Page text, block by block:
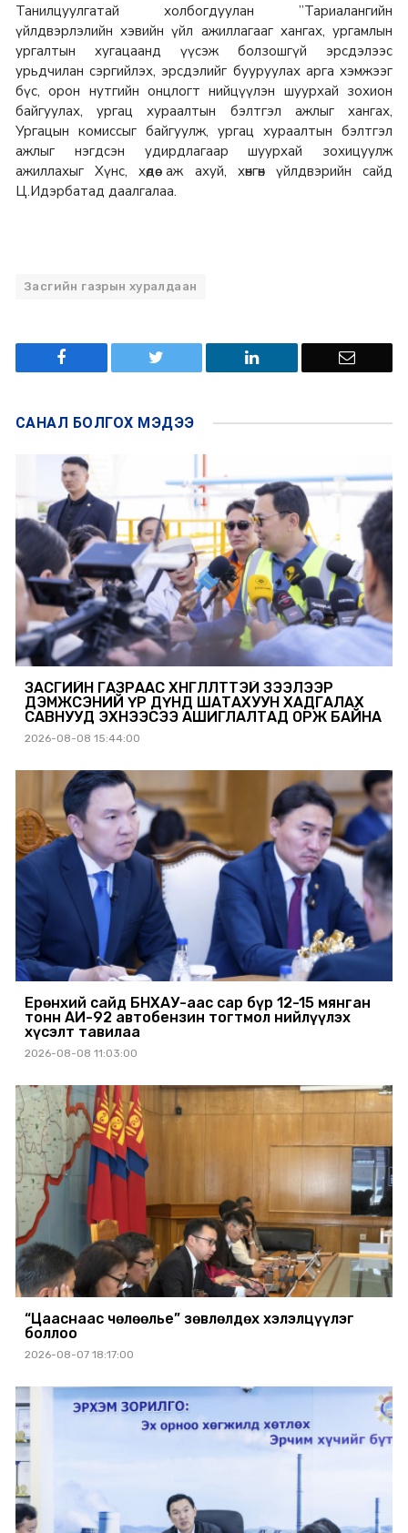
Танилцуулгатай холбогдуулан ”Тариалангийн
үйлдвэрлэлийн хэвийн үйл ажиллагааг хангах, ургамлын
ургалтын хугацаанд үүсэж болзошгүй эрсдэлээс
урьдчилан сэргийлэх, эрсдэлийг бууруулах арга хэмжээг
бүс, орон нутгийн онцлогт нийцүүлэн шуурхай зохион
байгуулах, ургац хураалтын бэлтгэл ажлыг хангах,
Ургацын комиссыг байгуулж, ургац хураалтын бэлтгэл
ажлыг нэгдсэн удирдлагаар шуурхай зохицуулж
ажиллахыг Хүнс, хөдөө аж ахуй, хөнгөн үйлдвэрийн сайд
Ц.Идэрбатад даалгалаа.
Засгийн газрын хуралдаан
САНАЛ БОЛГОХ МЭДЭЭ
ЗАСГИЙН ГАЗРААС ХӨНГӨЛӨЛТТЭЙ ЗЭЭЛЭЭР
ДЭМЖСЭНИЙ ҮР ДҮНД ШАТАХУУН ХАДГАЛАХ
САВНУУД ЭХНЭЭСЭЭ АШИГЛАЛТАД ОРЖ БАЙНА
2026-08-08 15:44:00
Ерөнхий сайд БНХАУ-аас сар бүр 12-15 мянган
тонн АИ-92 автобензин тогтмол нийлүүлэх
хүсэлт тавилаа
2026-08-08 11:03:00
“Цааснаас чөлөөлье” зөвлөлдөх хэлэлцүүлэг
боллоо
2026-08-07 18:17:00